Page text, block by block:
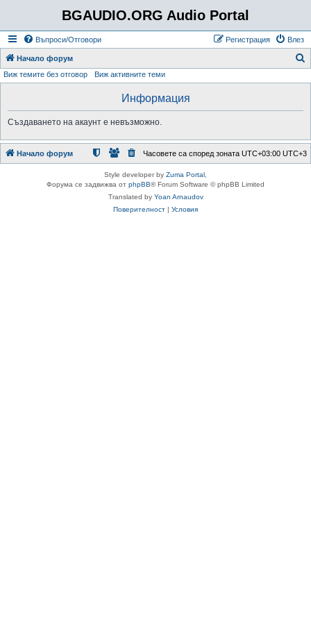
BGAUDIO.ORG Audio Portal
Въпроси/Отговори Влез
Регистрация
Начало форум
н
е
Виж темите без отговор Виж активните теми
Информация
Създаването на акаунт е невъзможно.
Начало форум Часовете са според зоната UTC+03:00 UTC+3
Style developer by Zuma Portal
Форума се задвижва от phpBB® Forum Software © phpBB Limited
Translated by Yoan Arnaudov
Поверителност | Условия